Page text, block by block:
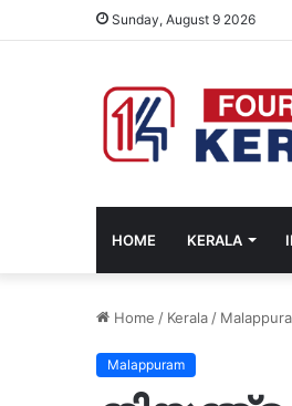
Sunday, August 9 2026
HOME KERALA
Home / Kerala /
Malappuram